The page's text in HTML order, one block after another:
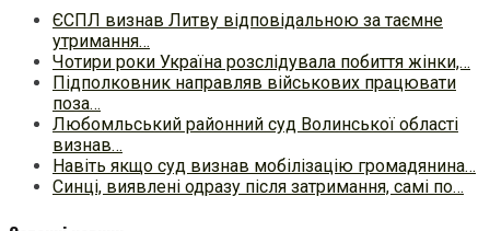
ЄСПЛ визнав Литву відповідальною за таємне
утримання…
Чотири роки Україна розслідувала побиття жінки,…
Підполковник направляв військових працювати
поза…
Любомльський районний суд Волинської області
визнав…
Навіть якщо суд визнав мобілізацію громадянина…
Синці, виявлені одразу після затримання, самі по…